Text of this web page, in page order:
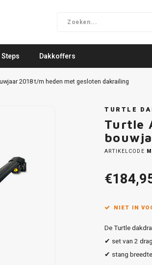
Dakkoffers
2018 t/m heden met gesloten dakrailing
TURTLE
Turtle
ARTIKELCODE
NIET IN
De Turtle
✔ set van 2
✔ stang